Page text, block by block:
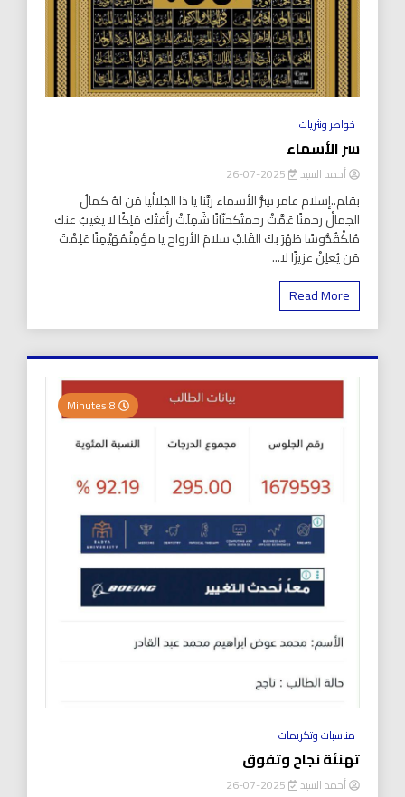
خواطر ونثريات
سر الأسماء
أحمد السيد
بقلم..إسلام عامر سِرُّ الأسماء ربَّنا يا ذا الجَلالْيا مَن لهُ كمالُ
الجمالْ رحمنًا عَمَّتْ رحمتُكحنّانًا شَمِلَتْ رأفتُك مَلِكًا لا يغيبُ عنك
مُلكْقُدُّوسًا طَهُرَ بكَ القَلبْ سلامَ الأرواحِ يا مؤمِنْمُهَيْمِنًا عَلِمْتَ
مَن يُعلِنْ عزيزًا لا...
Read More
مناسبات وتكريمات
تهنئة نجاح وتفوق
أحمد السيد